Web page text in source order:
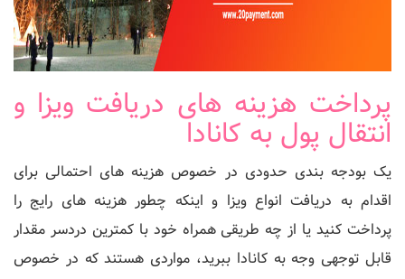
پرداخت هزینه های دریافت ویزا و
انتقال پول به کانادا
یک بودجه بندی حدودی در خصوص هزینه های احتمالی برای
اقدام به دریافت انواع ویزا و اینکه چطور هزینه های رایج را
پرداخت کنید یا از چه طریقی همراه خود با کمترین دردسر مقدار
قابل توجهی وجه به کانادا ببرید، مواردی هستند که در خصوص